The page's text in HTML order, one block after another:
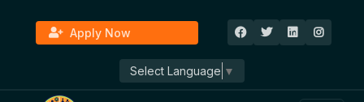
Apply Now
Select Language ▼